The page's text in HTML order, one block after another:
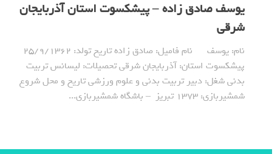
یوسف صادق زاده – پیشکسوت استان آذربایجان
شرقی
نام: یوسف نام فامیل: صادق زاده تاریخ تولد: 25/9/1362
پیشکسوت استان: آذربایجان شرقی تحصیلات: لیسانس تربیت
بدنی شغل: دبیر تربیت بدنی و علوم ورزشی تاریخ و محل شروع
شمشیربازی: 1373 تبریز – باشگاه شمشیربازی...